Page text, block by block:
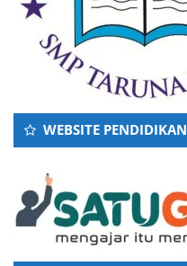
WEBSITE PENDIDIKAN